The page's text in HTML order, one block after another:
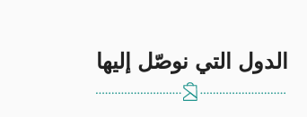
الدول التي نوصّل إليها